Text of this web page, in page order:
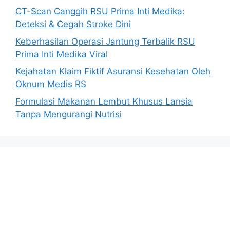
CT-Scan Canggih RSU Prima Inti Medika:
Deteksi & Cegah Stroke Dini
Keberhasilan Operasi Jantung Terbalik RSU
Prima Inti Medika Viral
Kejahatan Klaim Fiktif Asuransi Kesehatan Oleh
Oknum Medis RS
Formulasi Makanan Lembut Khusus Lansia
Tanpa Mengurangi Nutrisi